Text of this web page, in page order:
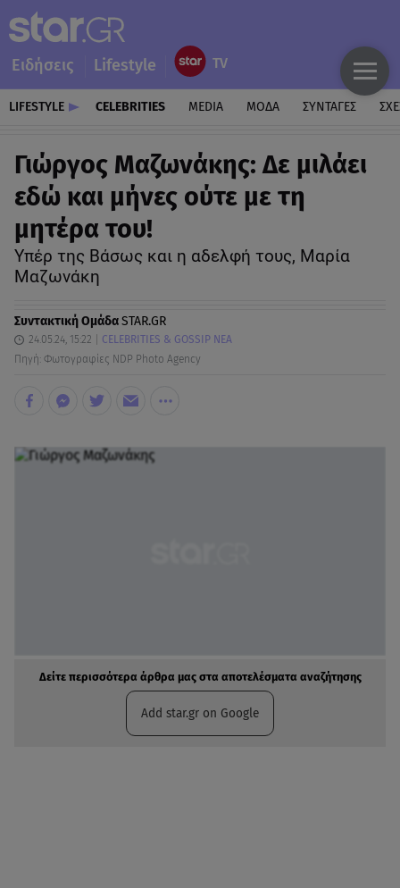
Ειδήσεις Lifestyle
LIFESTYLE CELEBRITIES MEDIA ΜΟΔΑ ΣΥΝΤΑΓΕΣ
Γιώργος Μαζωνάκης: Δε μιλάει
εδώ και μήνες ούτε με τη
μητέρα του!
Υπέρ της Βάσως και η αδελφή τους, Μαρία
Μαζωνάκη
Συντακτική ΟμάδαSTAR.GR
24.05.24, 15:22
CELEBRITIES & GOSSIP ΝΕΑ
Πηγή: Φωτογραφίες NDP Photo Agency
Δείτε περισσότερα άρθρα μας στα αποτελέσματα αναζήτησης
Add star.gr on Google